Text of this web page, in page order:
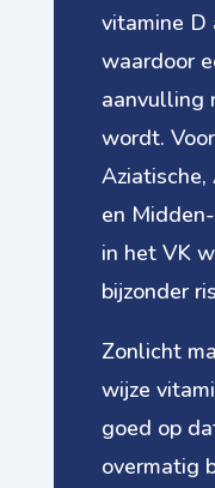
vitamine D
waardoor
aanvulling
wordt.
Aziatische,
en
in het VK
bijzonder
Zonlicht
wijze
goed op
overmatig